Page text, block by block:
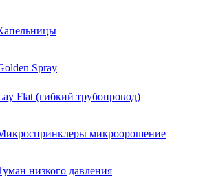
Spray
Flat (гибкий трубопровод)
микроорошение
низкого давления